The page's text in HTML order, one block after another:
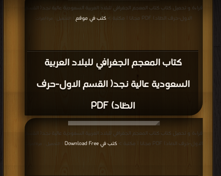
كتاب المعجم الجغرافي للبلاد العربية
السعودية عالية نجد( القسم الاول-حرف
الظاد) PDF
قراءة و تحميل كتاب كتاب المعجم الجغرافي للبلاد العربية السعودية عالية نجد( القسم
الاول-حرف الظاد) PDF مجانا | مكتبة >
كتب في موقع | التحميل : مرة/مرات
قراءة و تحميل كتاب كتاب المعجم الجغرافي للبلاد العربية السعودية عالية نجد( القسم
الاول-حرف الضاد) PDF مجانا | مكتبة >
كتب في Download Free | التحميل : مرة/مرات